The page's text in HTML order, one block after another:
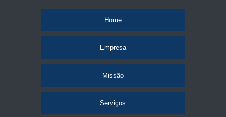
Home
Empresa
Missão
Serviços